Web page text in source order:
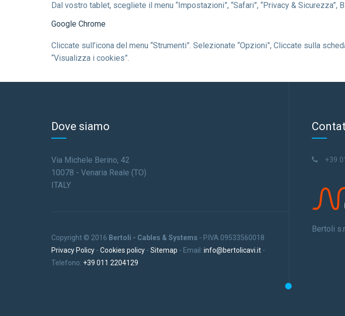
Dal vostro tablet, scegliete il menu “Impostazioni”, “Safari”, “Privacy &
Google Chrome
Cliccate sull’icona del menu “Strumenti”. Selezionate “Opzioni”, Cliccate sulla
“Visualizza i cookies”.
Dove siamo
Via Michele Berino, 42
10078 - Venaria Reale (TO)
ITALY
Copyright © 2016 Bertoli - Cables & Systems - P.IVA 09533560018
Privacy Policy - Cookies policy - Sitemap - Email: info@bertolicavi.it -
Telefono: +39 011 2204129
+39
Bertoli